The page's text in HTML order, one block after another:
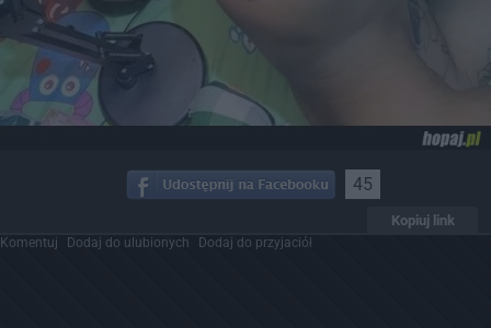
45
Kopiuj link
Komentuj Dodaj do ulubionych Dodaj do przyjaciół